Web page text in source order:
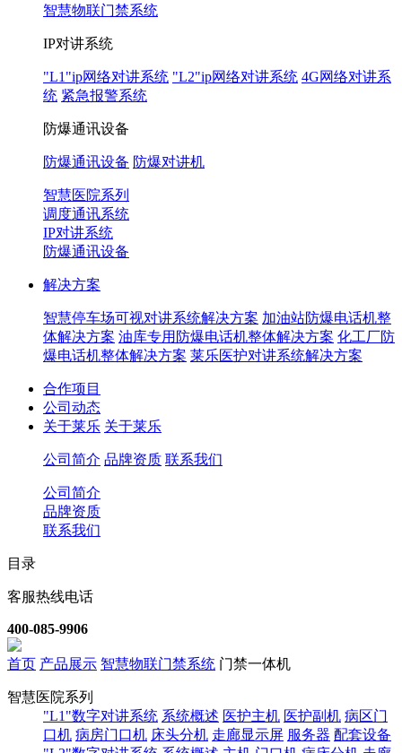
智慧物联门禁系统
IP对讲系统
"L1"ip网络对讲系统 "L2"ip网络对讲系统 4G网络对讲系
统 紧急报警系统
防爆通讯设备
防爆通讯设备 防爆对讲机
智慧医院系列
调度通讯系统
IP对讲系统
防爆通讯设备
解决方案
智慧停车场可视对讲系统解决方案 加油站防爆电话机整
体解决方案 油库专用防爆电话机整体解决方案 化工厂防
爆电话机整体解决方案 莱乐医护对讲系统解决方案
合作项目
公司动态
关于莱乐 关于莱乐
公司简介 品牌资质 联系我们
公司简介
品牌资质
联系我们
目录
客服热线电话
400-085-9906
首页 产品展示 智慧物联门禁系统 门禁一体机
智慧医院系列
"L1"数字对讲系统 系统概述 医护主机 医护副机 病区门
口机 病房门口机 床头分机 走廊显示屏 服务器 配套设备